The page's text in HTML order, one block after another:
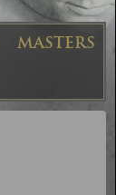
MASTERS